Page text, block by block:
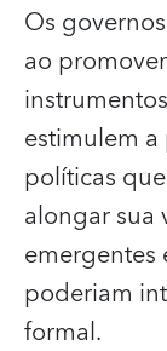
Os
ao
estimulem
políticas
alongar sua
emergentes
poderiam
formal.